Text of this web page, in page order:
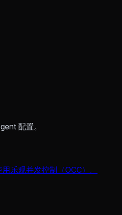
配置。
乐观并发控制（OCC）。